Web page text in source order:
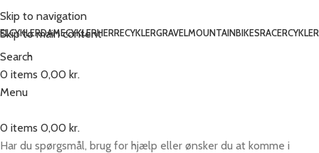
Skip to navigation
Skip to main content
ELCYKLERDAMECYKLERHERRECYKLERGRAVELMOUNTAINBIKESRACERCYKLER
Search
0 items 0,00 kr.
Menu
0 items 0,00 kr.
Har du spørgsmål, brug for hjælp eller ønsker du at komme i